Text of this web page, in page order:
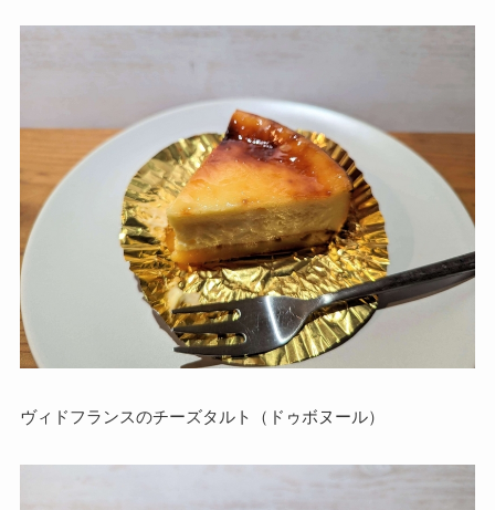
ヴィドフランスのチーズタルト（ドゥボヌール）